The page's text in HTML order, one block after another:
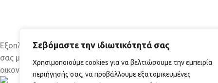
Σεβόμαστε την ιδιωτικότητά σας
Χρησιμοποιούμε cookies για να βελτιώσουμε την εμπειρία
περιήγησής σας, να προβάλλουμε εξατομικευμένες
Εξοπλισμό και πρώτες ύλες για τη δική
σας μπίρα εύκολα, γρήγορα και
οικονομικά.
Γιατί
μπύρα
04/07/